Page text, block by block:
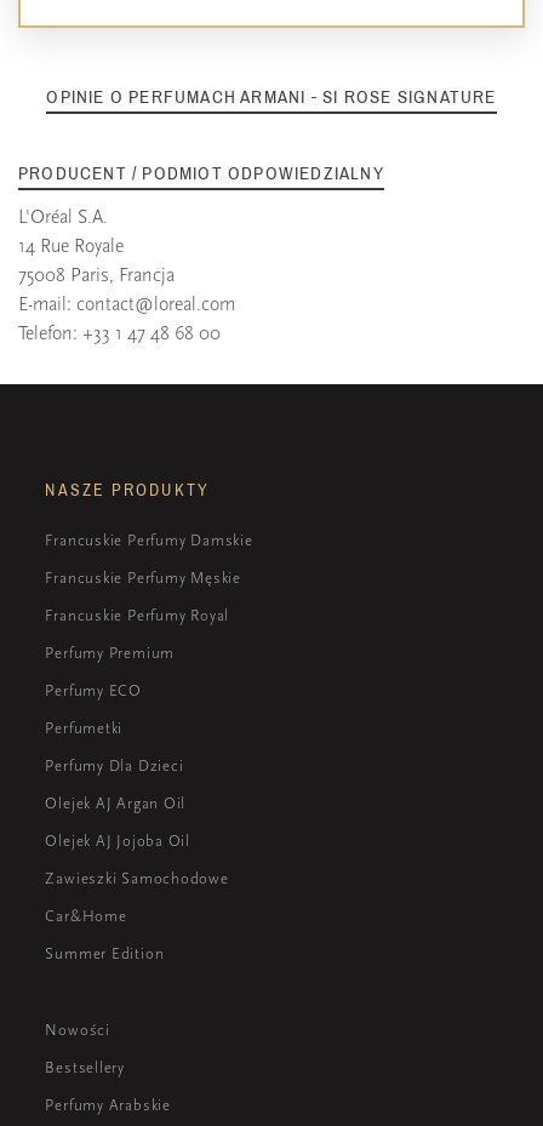
OPINIE O PERFUMACH ARMANI - SI ROSE SIGNATURE
PRODUCENT / PODMIOT ODPOWIEDZIALNY
L'Oréal S.A.
14 Rue Royale
75008 Paris, Francja
E-mail: contact@loreal.com
Telefon: +33 1 47 48 68 00
NASZE PRODUKTY
Francuskie Perfumy Damskie
Francuskie Perfumy Męskie
Francuskie Perfumy Royal
Perfumy Premium
Perfumy ECO
Perfumetki
Perfumy Dla Dzieci
Olejek AJ Argan Oil
Olejek AJ Jojoba Oil
Zawieszki Samochodowe
Car&Home
Summer Edition
Nowości
Bestsellery
Perfumy Arabskie